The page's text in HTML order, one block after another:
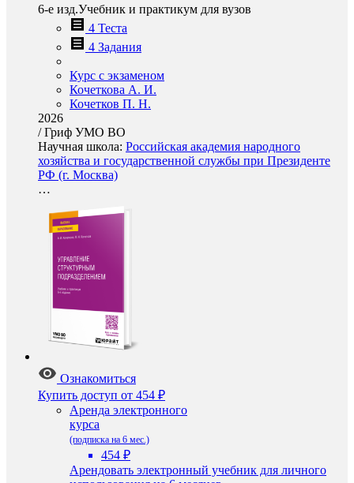
6-е изд.Учебник и практикум для вузов
4 Теста
4 Задания
Курс с экзаменом
Кочеткова А. И.
Кочетков П. Н.
2026
/Гриф УМО ВО
Научная школа: Российская академия народного
хозяйства и государственной службы при Президенте
РФ (г. Москва)
…
Ознакомиться
Купить доступ от 454 ₽
Аренда электронного
курса
(подписка на 6 мес.)
454 ₽
Арендовать электронный учебник для личного